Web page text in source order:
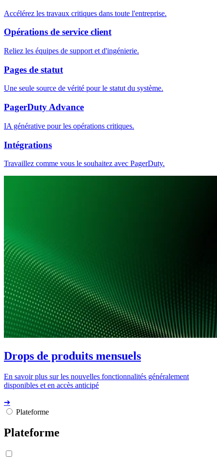
Accélérez les travaux critiques dans toute l'entreprise.
Opérations de service client
Reliez les équipes de support et d'ingénierie.
Pages de statut
Une seule source de vérité pour le statut du système.
PagerDuty Advance
IA générative pour les opérations critiques.
Intégrations
Travaillez comme vous le souhaitez avec PagerDuty.
Drops de produits mensuels
En savoir plus sur les nouvelles fonctionnalités généralement
disponibles et en accès anticipé
➔
Plateforme
Plateforme